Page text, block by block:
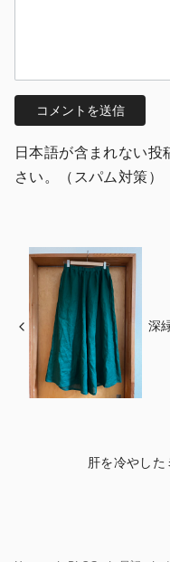
日本語が含まれない
さい。（スパム対策）
深
肝を冷やし